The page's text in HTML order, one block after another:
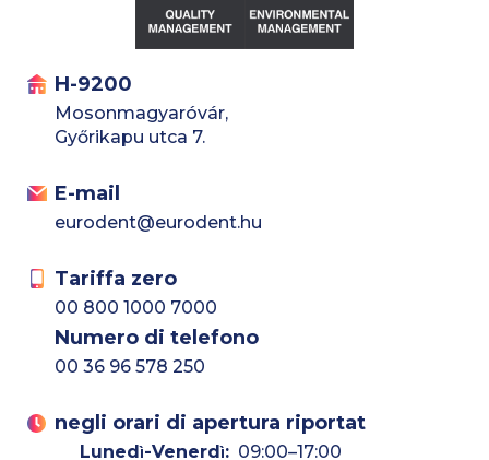
H-9200
Mosonmagyaróvár,
Győrikapu utca 7.
E-mail
eurodent@eurodent.hu
Tariffa zero
00 800 1000 7000
Numero di telefono
00 36 96 578 250
negli orari di apertura riportat
Lunedì-Venerdì:09:00–17:00